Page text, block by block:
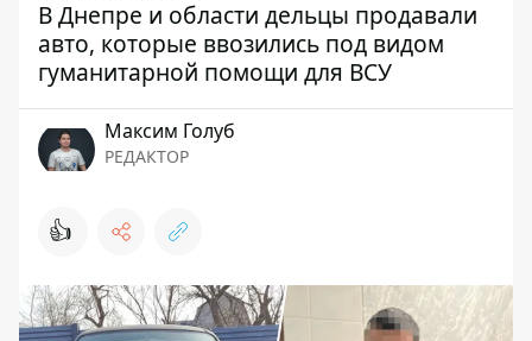
В Днепре и области дельцы продавали
авто, которые ввозились под видом
гуманитарной помощи для ВСУ
Максим Голуб
РЕДАКТОР
👍